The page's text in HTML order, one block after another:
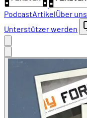
PodcastArtikelÜber uns
Unterstützer werden